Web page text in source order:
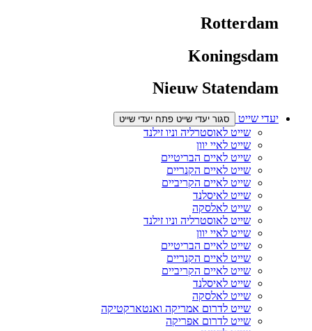
Rotterdam
Koningsdam
Nieuw Statendam
יעדי שייט סגור יעדי שייט פתח יעדי שייט
שייט לאוסטרליה וניו זילנד
שייט לאיי יוון
שייט לאיים הבריטיים
שייט לאיים הקנריים
שייט לאיים הקריביים
שייט לאיסלנד
שייט לאלסקה
שייט לאוסטרליה וניו זילנד
שייט לאיי יוון
שייט לאיים הבריטיים
שייט לאיים הקנריים
שייט לאיים הקריביים
שייט לאיסלנד
שייט לאלסקה
שייט לדרום אמריקה ואנטארקטיקה
שייט לדרום אפריקה